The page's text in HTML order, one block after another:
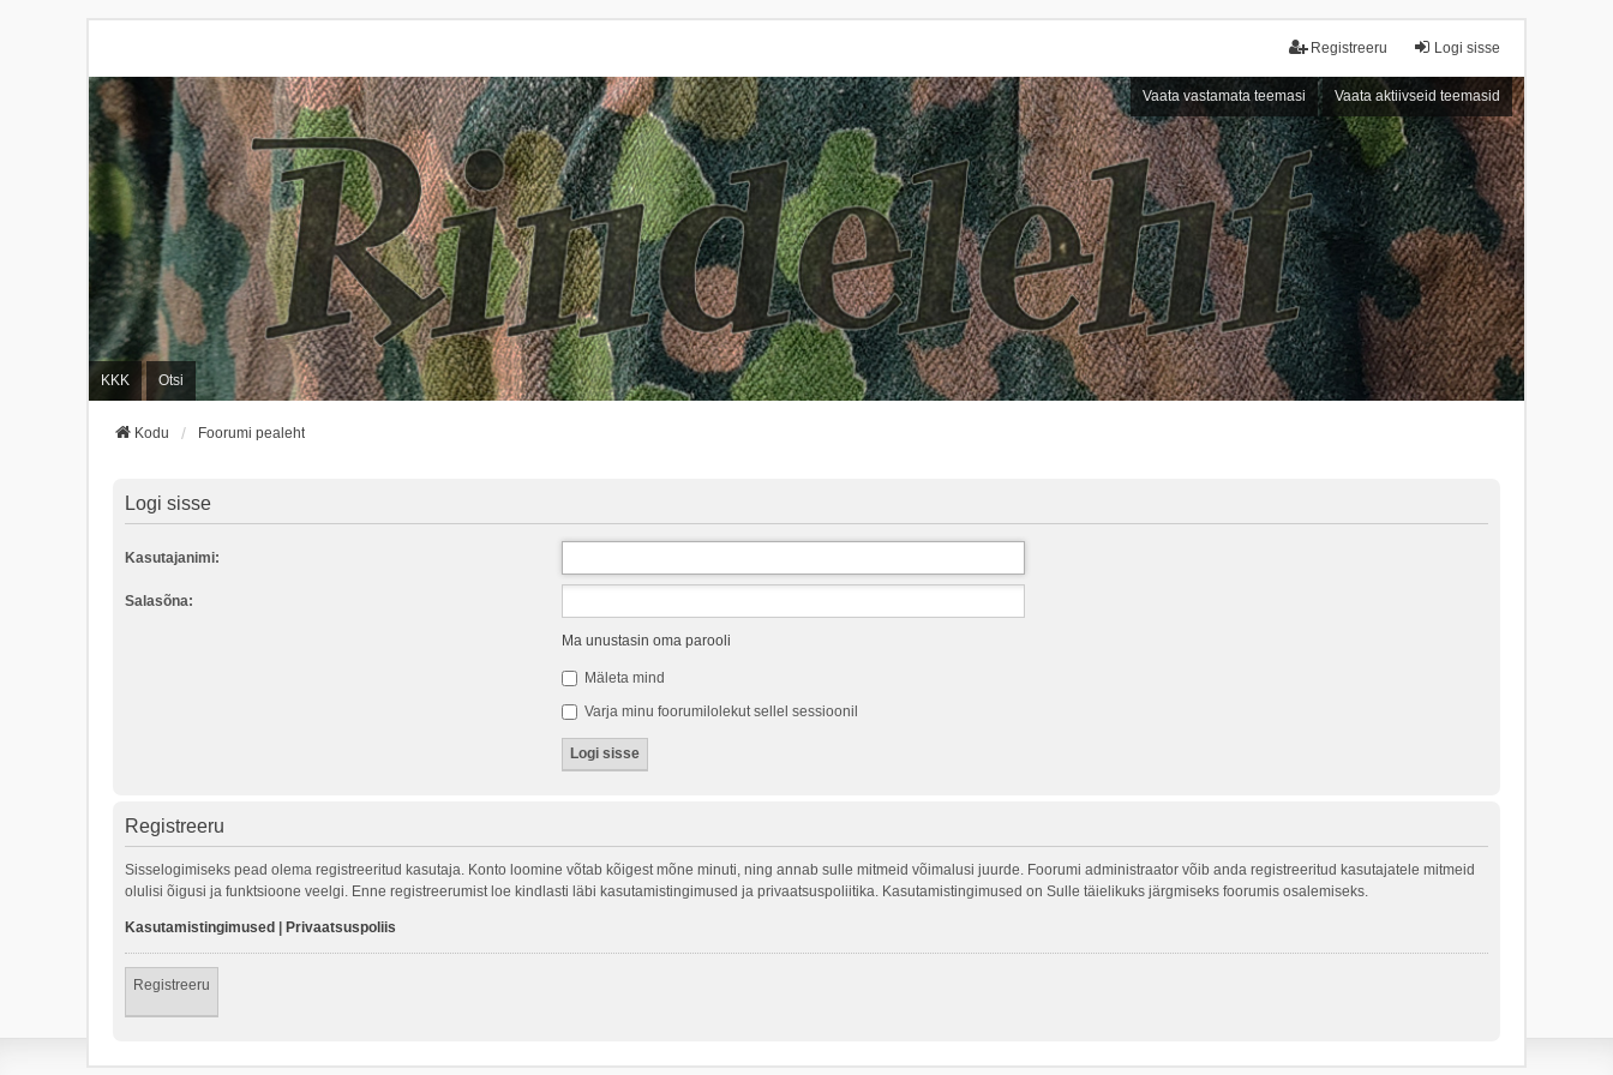
Logi sisse
Registreeru
Vaata vastamata teemasi Vaata aktiivseid teemasid
KKK Otsi
Kodu Foorumi pealeht
Logi sisse
Kasutajanimi:
Salasõna:
Ma unustasin oma parooli
Mäleta mind
Varja minu foorumilolekut sellel sessioonil
Registreeru
Sisselogimiseks pead olema registreeritud kasutaja. Konto loomine võtab kõigest mõne minuti, ning annab sulle mitmeid võimalusi juurde. Foorumi administraator võib anda registreeritud kasutajatele mitmeid
olulisi õigusi ja funktsioone veelgi. Enne registreerumist loe kindlasti läbi kasutamistingimused ja privaatsuspoliitika. Kasutamistingimused on Sulle täielikuks järgmiseks foorumis osalemiseks.
Kasutamistingimused | Privaatsuspoliis
Registreeru